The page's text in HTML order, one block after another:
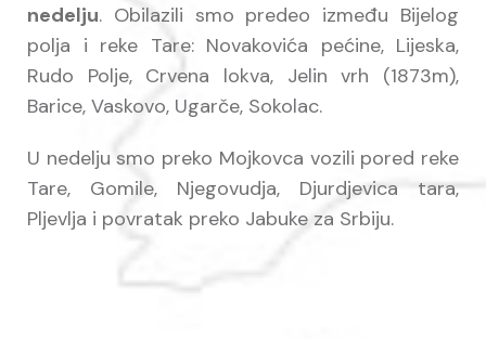
nedelju. Obilazili smo predeo između Bijelog
polja i reke Tare: Novakovića pećine, Lijeska,
Rudo Polje, Crvena lokva, Jelin vrh (1873m),
Barice, Vaskovo, Ugarče, Sokolac.
U nedelju smo preko Mojkovca vozili pored reke
Tare, Gomile, Njegovudja, Djurdjevica tara,
Pljevlja i povratak preko Jabuke za Srbiju.